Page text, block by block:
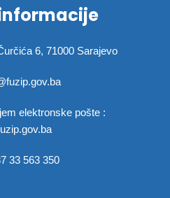
6, 71000 Sarajevo
elektronske pošte :
33 563 350